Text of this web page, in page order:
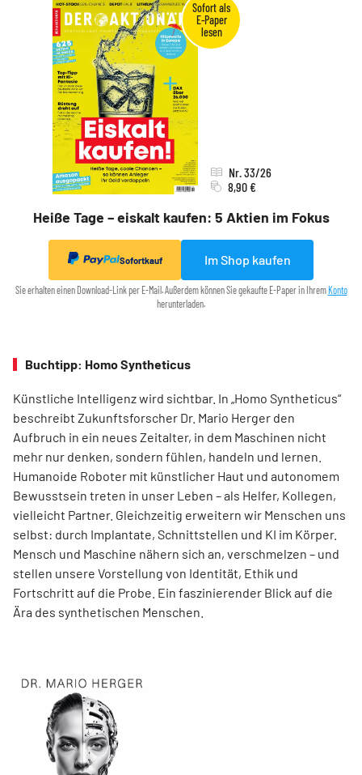
Heiße Tage – eiskalt kaufen: 5 Aktien im Fokus
Nr. 33/26
8,90 €
Sofortkauf Im Shop kaufen
Sie erhalten einen Download-Link per E-Mail. Außerdem können Sie gekaufte E-Paper in Ihrem Konto
herunterladen.
Buchtipp: Homo Syntheticus
Künstliche Intelligenz wird sichtbar. In „Homo Syntheticus“
beschreibt Zukunftsforscher Dr. Mario Herger den
Aufbruch in ein neues Zeitalter, in dem Maschinen nicht
mehr nur denken, sondern fühlen, handeln und lernen.
Humanoide Roboter mit künstlicher Haut und autonomem
Bewusstsein treten in unser Leben – als Helfer, Kollegen,
vielleicht Partner. Gleichzeitig erweitern wir Menschen uns
selbst: durch Implantate, Schnittstellen und KI im Körper.
Mensch und Maschine nähern sich an, verschmelzen – und
stellen unsere Vorstellung von Identität, Ethik und
Fortschritt auf die Probe. Ein faszinierender Blick auf die
Ära des synthetischen Menschen.